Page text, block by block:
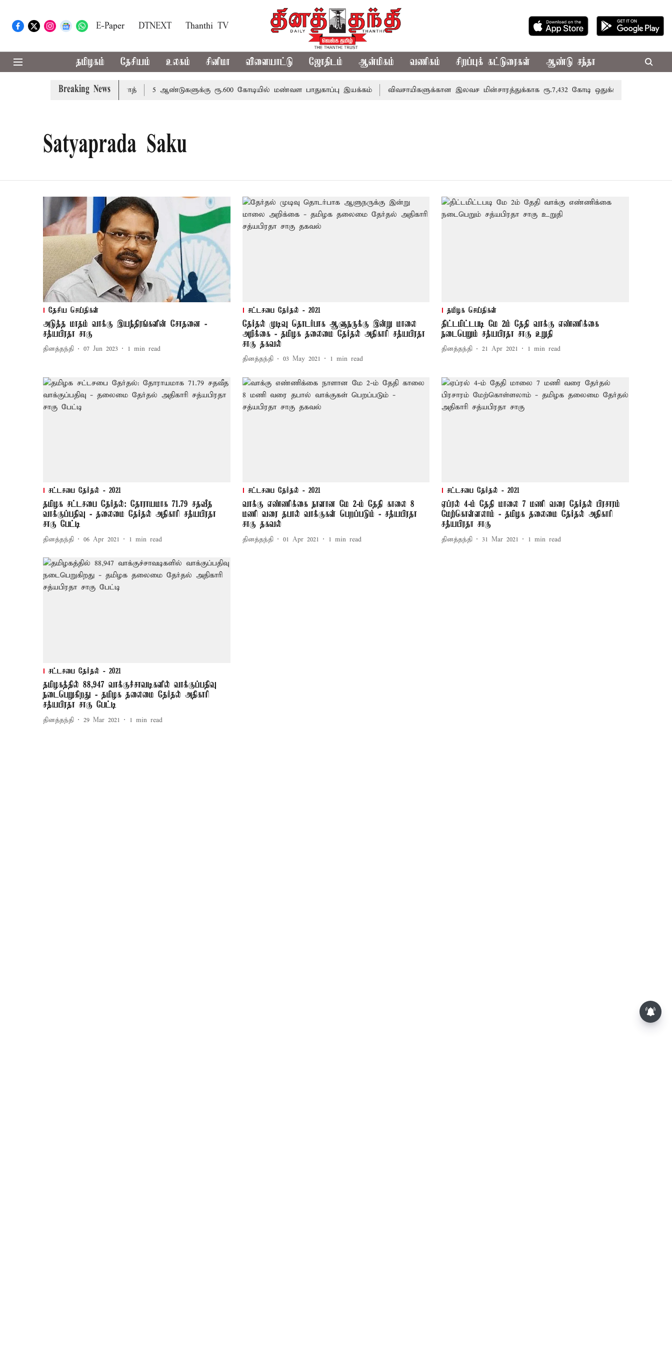
E-Paper DTNEXT Thanthi TV
தமிழகம் தேசியம் உலகம் சினிமா விளையாட்டு ஜோதிடம் ஆன்மிகம் வணிகம் சிறப்புக் கட்டுரைகள் ஆண்டு சந்தா
Breaking News
வேண்டும்: அமைச்சர் வினோத் 5 ஆண்டுகளுக்கு ரூ.600 கோடியில் மண்வள பாதுகாப்பு இயக்கம் விவசாயிகளுக்கான இலவச மின்சாரத்துக்காக ரூ.7,432 கோடி ஒதுக்கீடு; வேளாண்
Satyaprada Saku
தேசிய செய்திகள்
அடுத்த மாதம் வாக்கு இயந்திரங்களின் சோதனை -
சத்யபிரதா சாகு
தினத்தந்தி 07 Jun 2023 1 min read
சட்டசபை தேர்தல் - 2021
தேர்தல் முடிவு தொடர்பாக ஆளுநருக்கு இன்று மாலை
அறிக்கை - தமிழக தலைமை தேர்தல் அதிகாரி சத்யபிரதா
சாகு தகவல்
தினத்தந்தி 03 May 2021 1 min read
தமிழக செய்திகள்
திட்டமிட்டபடி மே 2ம் தேதி வாக்கு எண்ணிக்கை
நடைபெறும் சத்யபிரதா சாகு உறுதி
தினத்தந்தி 21 Apr 2021 1 min read
சட்டசபை தேர்தல் - 2021
தமிழக சட்டசபை தேர்தல்: தோராயமாக 71.79 சதவீத
வாக்குப்பதிவு - தலைமை தேர்தல் அதிகாரி சத்யபிரதா
சாகு பேட்டி
தினத்தந்தி 06 Apr 2021 1 min read
சட்டசபை தேர்தல் - 2021
வாக்கு எண்ணிக்கை நாளான மே 2-ம் தேதி காலை 8
மணி வரை தபால் வாக்குகள் பெறப்படும் - சத்யபிரதா
சாகு தகவல்
தினத்தந்தி 01 Apr 2021 1 min read
சட்டசபை தேர்தல் - 2021
ஏப்ரல் 4-ம் தேதி மாலை 7 மணி வரை தேர்தல் பிரசாரம்
மேற்கொள்ளலாம் - தமிழக தலைமை தேர்தல் அதிகாரி
சத்யபிரதா சாகு
தினத்தந்தி 31 Mar 2021 1 min read
சட்டசபை தேர்தல் - 2021
தமிழகத்தில் 88,947 வாக்குச்சாவடிகளில் வாக்குப்பதிவு
நடைபெறுகிறது - தமிழக தலைமை தேர்தல் அதிகாரி
சத்யபிரதா சாகு பேட்டி
தினத்தந்தி 29 Mar 2021 1 min read